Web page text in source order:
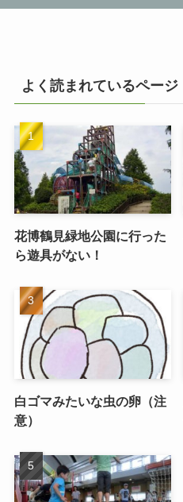
よく読まれているページ
花博鶴見緑地公園に行った
ら遊具がない！
白ゴマみたいな虫の卵（注
意）